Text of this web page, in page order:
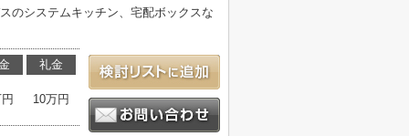
のシステムキッチン、宅配ボックスな
礼金
10万円